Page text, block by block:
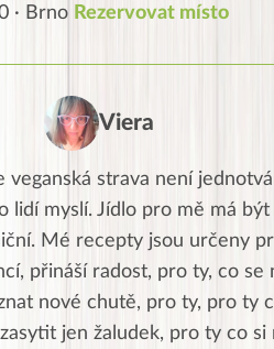
· Brno Rezervovat místo
Viera
veganská strava není
lidí myslí. Jídlo pro mě má být
Mé recepty jsou určeny
přináší radost, pro ty, co se
nové chutě, pro ty, pro ty
jen žaludek, pro ty co si